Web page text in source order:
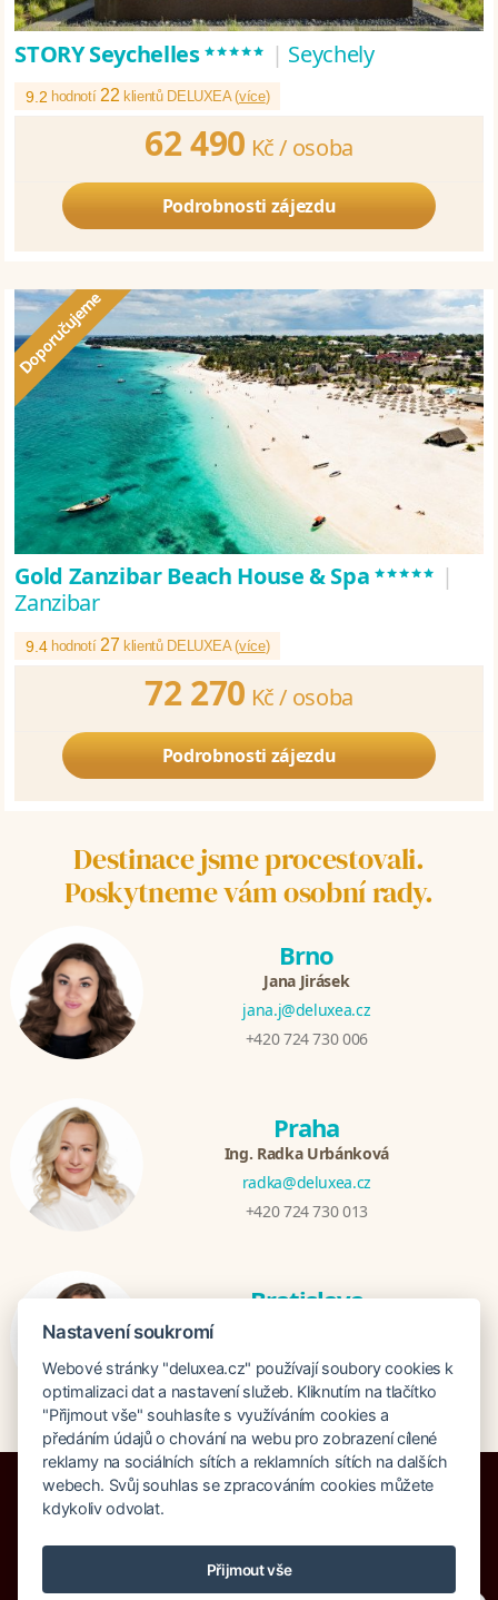
STORY Seychelles***** | Seychely
9.2 hodnotí22 klientů DELUXEA (více)
62 490 Kč / osoba
Podrobnosti zájezdu
Gold Zanzibar Beach House & Spa***** |
Zanzibar
9.4 hodnotí27 klientů DELUXEA (více)
72 270 Kč / osoba
Podrobnosti zájezdu
Destinace jsme procestovali.
Poskytneme vám osobní rady.
Brno
Jana Jirásek
jana.j@deluxea.cz
+420 724 730 006
Praha
Ing. Radka Urbánková
radka@deluxea.cz
+420 724 730 013
Bratislava
+421 948 759 074
Pojištění proti úpadku 125 000 000 Kč
Nastavení soukromí
Webové stránky "deluxea.cz" používají soubory cookies k
optimalizaci dat a nastavení služeb. Kliknutím na tlačítko
"Přijmout vše" souhlasíte s využíváním cookies a
předáním údajů o chování na webu pro zobrazení cílené
reklamy na sociálních sítích a reklamních sítích na dalších
webech. Svůj souhlas se zpracováním cookies můžete
kdykoliv odvolat.
Přijmout vše